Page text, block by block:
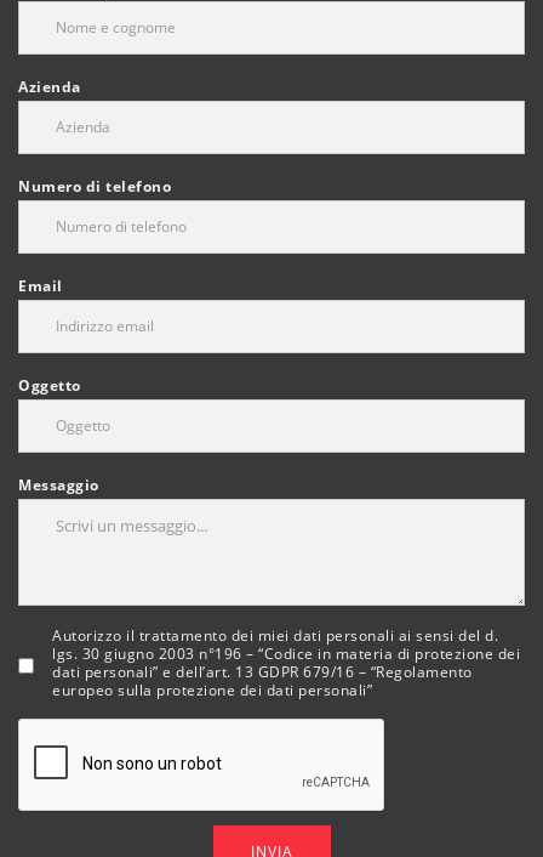
Azienda
Numero di telefono
Email
Oggetto
Messaggio
Autorizzo il trattamento dei miei dati personali ai sensi del d.
lgs. 30 giugno 2003 n°196 – “Codice in materia di protezione dei
dati personali” e dell’art. 13 GDPR 679/16 – “Regolamento
europeo sulla protezione dei dati personali”
INVIA